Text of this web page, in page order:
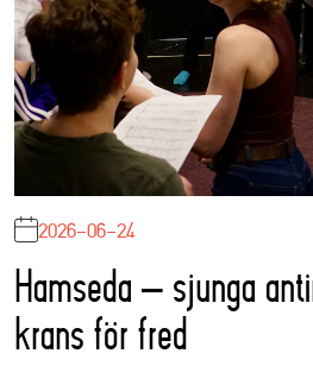
2026-06-24
Hamseda – sjunga
krans för fred